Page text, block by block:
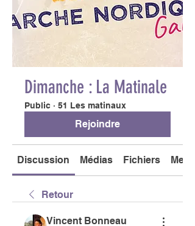
Dimanche : La Matinale
Public · 51 Les matinaux
Rejoindre
Discussion Médias Fichiers
Retour
Vincent Bonneau